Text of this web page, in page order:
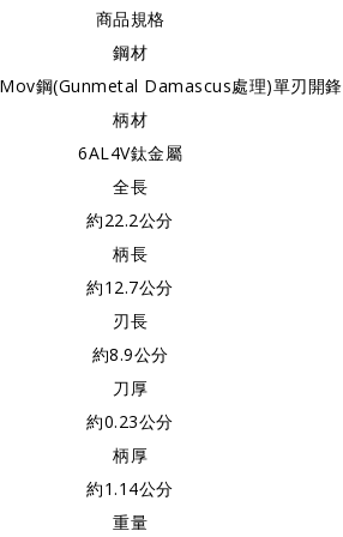
商品規格
鋼材
鋼(Gunmetal Damascus處理)單刃開鋒
柄材
6AL4V鈦金屬
全長
約22.2公分
柄長
約12.7公分
刃長
約8.9公分
刀厚
約0.23公分
柄厚
約1.14公分
重量